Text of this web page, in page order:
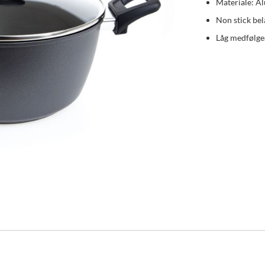
Materiale:
Non stick
Låg